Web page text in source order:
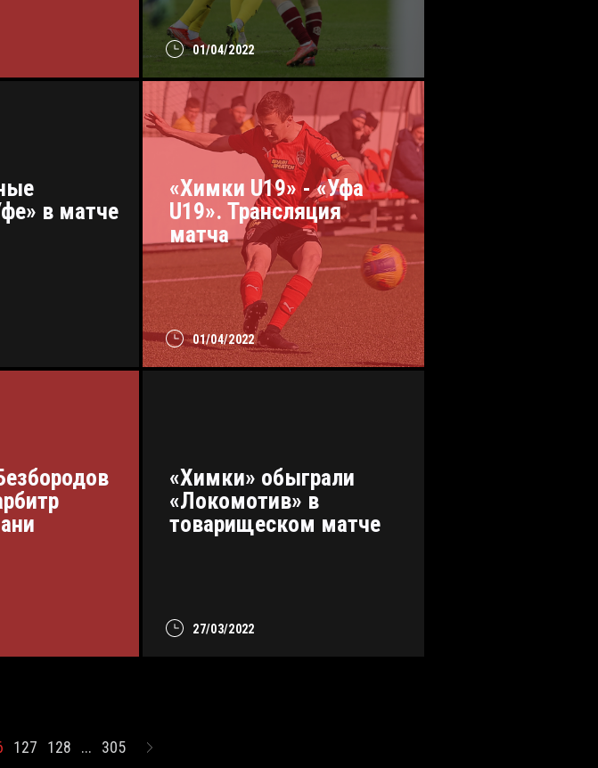
01/04/2022
в матче
01/04/2022
«Химки U19» - «Уфа
U19». Трансляция
матча
27/03/2022
«Химки» обыграли
«Локомотив» в
товарищеском матче
127 128 ... 305